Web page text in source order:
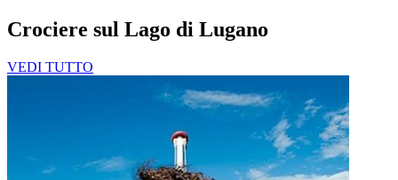
Crociere sul Lago di Lugano
VEDI TUTTO